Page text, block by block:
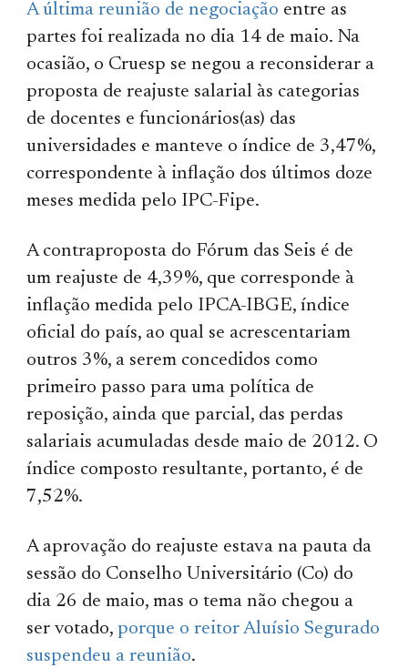
A última reunião de negociação entre as
partes foi realizada no dia 14 de maio. Na
ocasião, o Cruesp se negou a reconsiderar a
proposta de reajuste salarial às categorias
de docentes e funcionários(as) das
universidades e manteve o índice de 3,47%,
correspondente à inflação dos últimos doze
meses medida pelo IPC-Fipe.
A contraproposta do Fórum das Seis é de
um reajuste de 4,39%, que corresponde à
inflação medida pelo IPCA-IBGE, índice
oficial do país, ao qual se acrescentariam
outros 3%, a serem concedidos como
primeiro passo para uma política de
reposição, ainda que parcial, das perdas
salariais acumuladas desde maio de 2012. O
índice composto resultante, portanto, é de
7,52%.
A aprovação do reajuste estava na pauta da
sessão do Conselho Universitário (Co) do
dia 26 de maio, mas o tema não chegou a
ser votado,porque o reitor Aluísio Segurado
suspendeu a reunião.